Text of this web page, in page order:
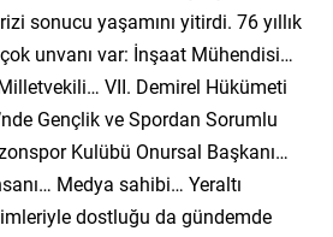
sonucu yaşamını yitirdi. 76 yıllık
çok unvanı var: İnşaat Mühendisi…
VII. Demirel Hükümeti
Gençlik ve Spordan Sorumlu
Kulübü Onursal Başkanı…
Medya sahibi… Yeraltı
dostluğu da gündemde